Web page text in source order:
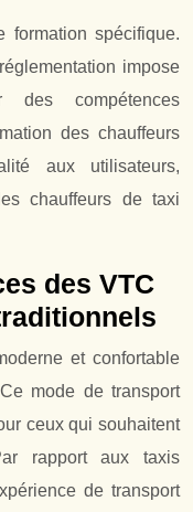
formation spécifique.
impose
des compétences
des chauffeurs
aux utilisateurs,
chauffeurs de taxi
des VTC
et confortable
mode de transport
ceux qui souhaitent
rapport aux taxis
de transport